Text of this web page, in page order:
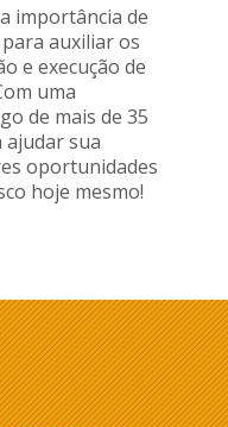
importância de
auxiliar os
e execução de
uma
de mais de 35
sua
oportunidades
hoje mesmo!